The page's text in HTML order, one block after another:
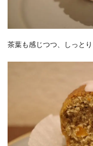
茶葉も感じつつ、しっと